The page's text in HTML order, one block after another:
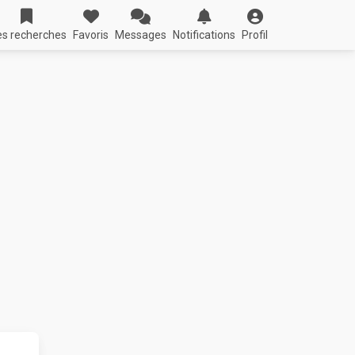
recherches Favoris Messages Notifications Profil